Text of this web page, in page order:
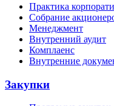
Практика
Собрание
Менеджмент
Внутренний аудит
Комплаенс
Внутренние
Закупки